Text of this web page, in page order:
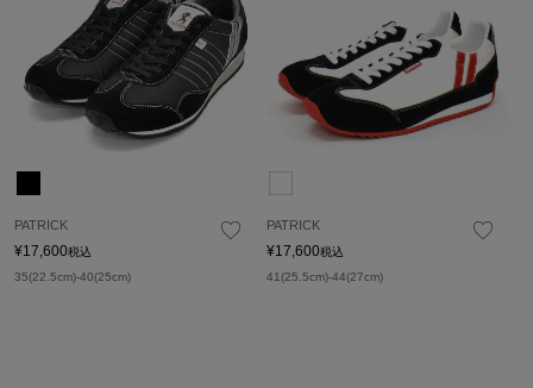
PATRICK
¥17,600税込
35(22.5cm)-40(25cm)
PATRICK
¥17,600税込
41(25.5cm)-44(27cm)